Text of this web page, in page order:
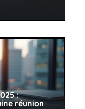
:
réunion